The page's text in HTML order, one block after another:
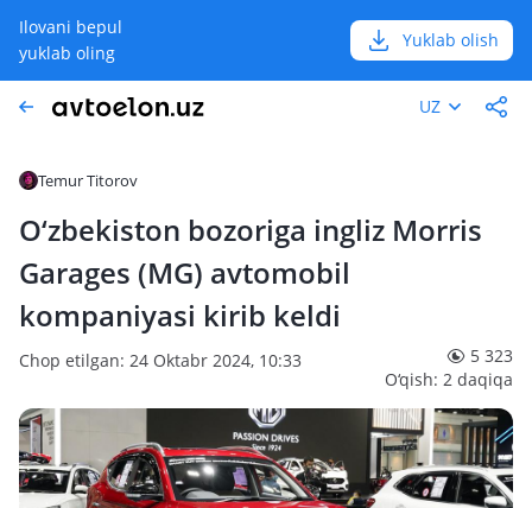
Ilovani bepul
yuklab oling
Yuklab olish
UZ
Temur Titorov
O‘zbekiston bozoriga ingliz Morris
Garages (MG) avtomobil
kompaniyasi kirib keldi
Chop etilgan: 24 Oktabr 2024, 10:33
5 323
O‘qish: 2 daqiqa